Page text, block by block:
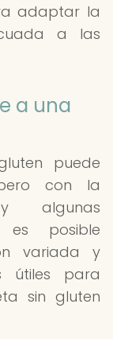
adaptar la
a las
a una
puede
con la
algunas
es posible
variada y
útiles para
sin gluten